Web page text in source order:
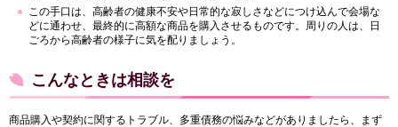
この手口は、高齢者の健康不安や日常的な寂しさなどにつけ込んで会場な
どに通わせ、最終的に高額な商品を購入させるものです。周りの人は、日
ごろから高齢者の様子に気を配りましょう。
こんなときは相談を
商品購入や契約に関するトラブル、多重債務の悩みなどがありましたら、まず